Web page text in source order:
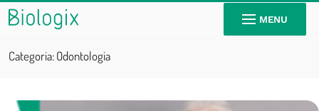
MENU
Categoria:Odontologia